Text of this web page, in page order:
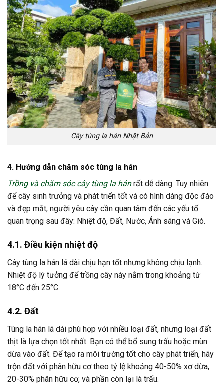
Cây tùng la hán Nhật Bản
4. Hướng dẫn chăm sóc tùng la hán
Trồng và chăm sóc cây tùng la hánrất dễ dàng. Tuy nhiên
để cây sinh trưởng và phát triển tốt và có hình dáng độc đáo
và đẹp mắt, người yêu cây cần quan tâm đến các yếu tố
quan trọng sau đây: Nhiệt độ, Đất, Nước, Ánh sáng và Gió.
4.1. Điều kiện nhiệt độ
Cây tùng la hán lá dài chịu hạn tốt nhưng không chịu lạnh.
Nhiệt độ lý tưởng để trồng cây này nằm trong khoảng từ
18°C đến 25°C.
4.2. Đất
Tùng la hán lá dài phù hợp với nhiều loại đất, nhưng loại đất
thịt là lựa chọn tốt nhất. Bạn có thể bổ sung trấu hoặc mùn
dừa vào đất. Để tạo ra môi trường tốt cho cây phát triển, hãy
trộn đất với phân hữu cơ theo tỷ lệ khoảng 40-50% xơ dừa,
20-30% phân hữu cơ, và phần còn lại là trấu.